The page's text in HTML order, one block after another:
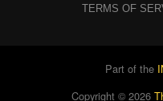
TERMS OF
Part of the
Copyright ©2026